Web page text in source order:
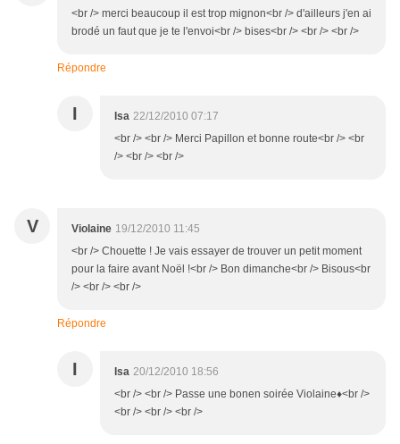
<br /> merci beaucoup il est trop mignon<br /> d'ailleurs j'en ai
brodé un faut que je te l'envoi<br /> bises<br /> <br /> <br />
Répondre
I Isa 22/12/2010 07:17
<br /> <br /> Merci Papillon et bonne route<br /> <br
/> <br /> <br />
V Violaine 19/12/2010 11:45
<br /> Chouette ! Je vais essayer de trouver un petit moment
pour la faire avant Noël !<br /> Bon dimanche<br /> Bisous<br
/> <br /> <br />
Répondre
I Isa 20/12/2010 18:56
<br /> <br /> Passe une bonen soirée Violaine♦<br />
<br /> <br /> <br />